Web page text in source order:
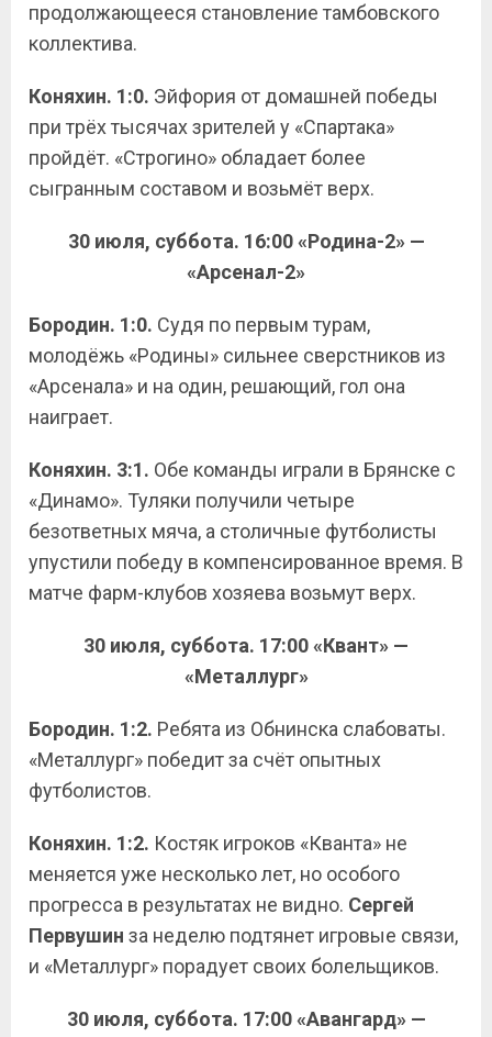
продолжающееся становление тамбовского
коллектива.
Коняхин. 1:0. Эйфория от домашней победы
при трёх тысячах зрителей у «Спартака»
пройдёт. «Строгино» обладает более
сыгранным составом и возьмёт верх.
30 июля, суббота. 16:00 «Родина-2» —
«Арсенал-2»
Бородин. 1:0. Судя по первым турам,
молодёжь «Родины» сильнее сверстников из
«Арсенала» и на один, решающий, гол она
наиграет.
Коняхин. 3:1. Обе команды играли в Брянске с
«Динамо». Туляки получили четыре
безответных мяча, а столичные футболисты
упустили победу в компенсированное время. В
матче фарм-клубов хозяева возьмут верх.
30 июля, суббота. 17:00 «Квант» —
«Металлург»
Бородин. 1:2. Ребята из Обнинска слабоваты.
«Металлург» победит за счёт опытных
футболистов.
Коняхин. 1:2. Костяк игроков «Кванта» не
меняется уже несколько лет, но особого
прогресса в результатах не видно. Сергей
Первушин за неделю подтянет игровые связи,
и «Металлург» порадует своих болельщиков.
30 июля, суббота. 17:00 «Авангард» —